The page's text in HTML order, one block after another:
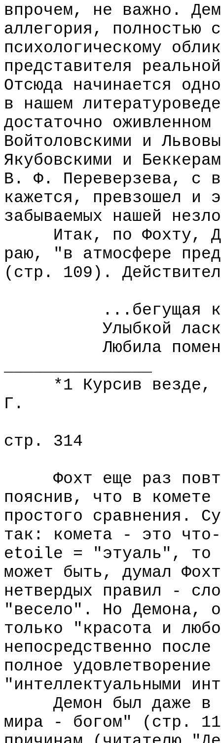
впрочем, не важно.
аллегория, полностью
психологическому
представителя
Отсюда начинается
в нашем
достаточно
Войтоловскими и
Якубовскими и
В. Ф. Переверзева, с
кажется, превзошел и
забываемых нашей
Итак, по Фохту,
раю, "в атмосфере
(стр. 109).
...бегущая
Улыбкой
Любила
*1 Курсив везде,
Г.
стр. 314
Фохт еще раз
пояснив, что в комете
простого сравнения.
так: комета - это
etoile = "этуаль", то
может быть, думал
нетвердых правил -
"весело". Но Демона,
только "красота и
непосредственно
полное
"интеллектуальными
Демон был даже в
мира - богом" (стр.